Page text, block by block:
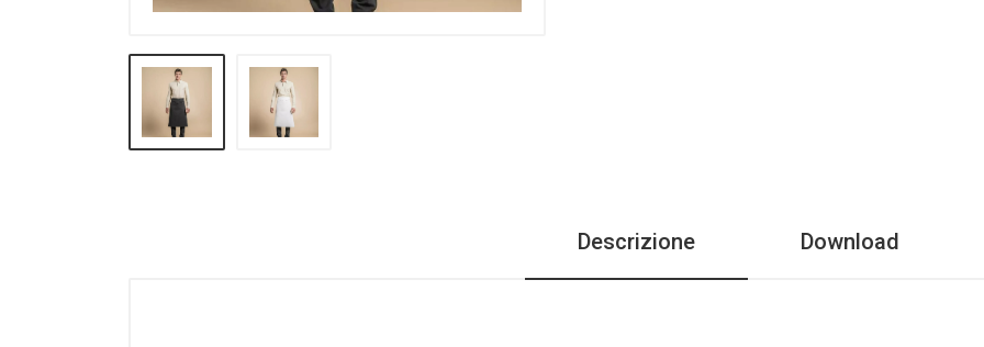
Descrizione Download